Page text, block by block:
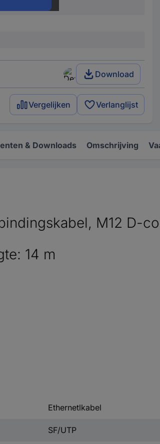
Download
Vergelijken Verlanglijst
& Downloads Omschrijving
M12 D-
14 m
Ethernetlkabel
SF/UTP